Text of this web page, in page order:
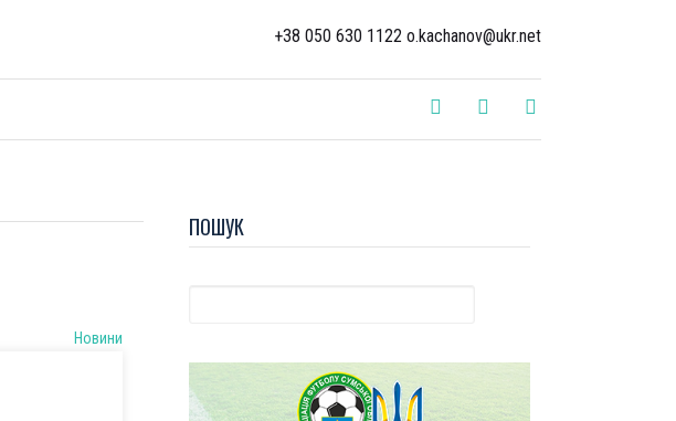
+38 050 630 1122 o.kachanov@ukr.net
ПОШУК
Новини